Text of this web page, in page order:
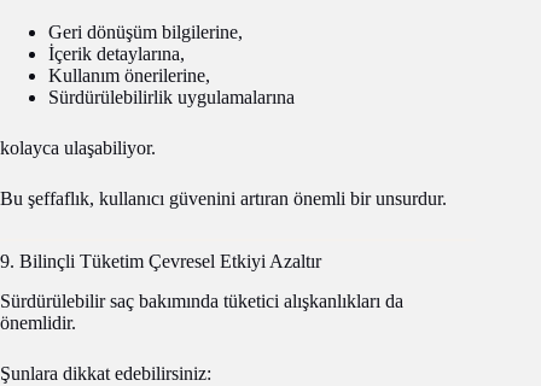
Geri dönüşüm bilgilerine,
İçerik detaylarına,
Kullanım önerilerine,
Sürdürülebilirlik uygulamalarına
kolayca ulaşabiliyor.
Bu şeffaflık, kullanıcı güvenini artıran önemli bir unsurdur.
9. Bilinçli Tüketim Çevresel Etkiyi Azaltır
Sürdürülebilir saç bakımında tüketici alışkanlıkları da
önemlidir.
Şunlara dikkat edebilirsiniz: